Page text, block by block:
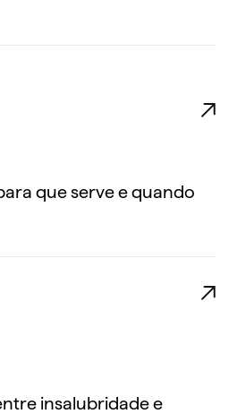
que serve e quando
insalubridade e